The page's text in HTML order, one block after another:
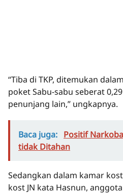
“Tiba di TKP, ditemukan
poket Sabu-sabu seberat
penunjang lain,” ungkapnya.
Baca juga: Positif
tidak Ditahan
Sedangkan dalam kamar
kost JN kata Hasnun,